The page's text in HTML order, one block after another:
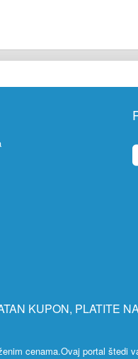
KUPON, PLATITE
cenama.Ovaj portal štedi